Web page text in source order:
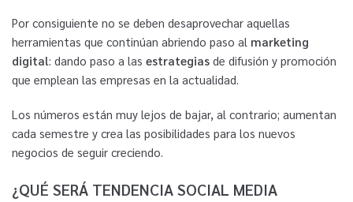
Por consiguiente no se deben desaprovechar aquellas
herramientas que continúan abriendo paso al marketing
digital: dando paso a las estrategias de difusión y promoción
que emplean las empresas en la actualidad.
Los números están muy lejos de bajar, al contrario; aumentan
cada semestre y crea las posibilidades para los nuevos
negocios de seguir creciendo.
¿QUÉ SERÁ TENDENCIA SOCIAL MEDIA